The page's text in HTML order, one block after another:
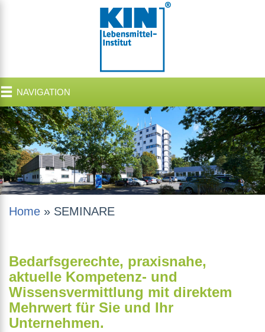
NAVIGATION
Home » SEMINARE
Bedarfsgerechte, praxisnahe,
aktuelle Kompetenz- und
Wissensvermittlung mit direktem
Mehrwert für Sie und Ihr
Unternehmen.